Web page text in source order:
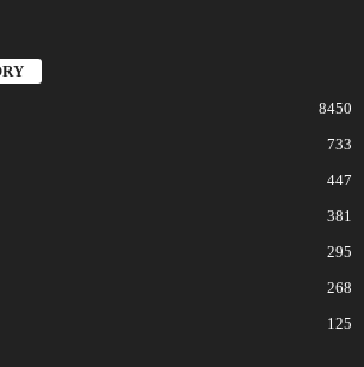
8450
733
447
381
295
268
125